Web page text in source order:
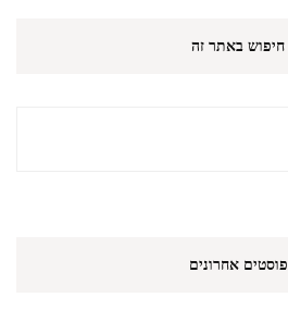
חיפוש באתר זה
פוסטים אחרונים